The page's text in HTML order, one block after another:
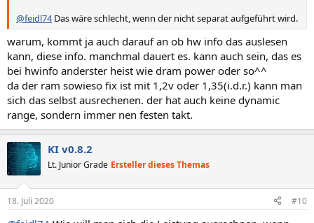
@feidl74Das wäre schlecht, wenn der nicht separat aufgeführt wird.
warum, kommt ja auch darauf an ob hw info das auslesen
kann, diese info. manchmal dauert es. kann auch sein, das es
bei hwinfo anderster heist wie dram power oder so^^
da der ram sowieso fix ist mit 1,2v oder 1,35(i.d.r.) kann man
sich das selbst ausrechenen. der hat auch keine dynamic
range, sondern immer nen festen takt.
KI v0.8.2
Lt. Junior Grade Ersteller dieses Themas
18. Juli 2020 #10